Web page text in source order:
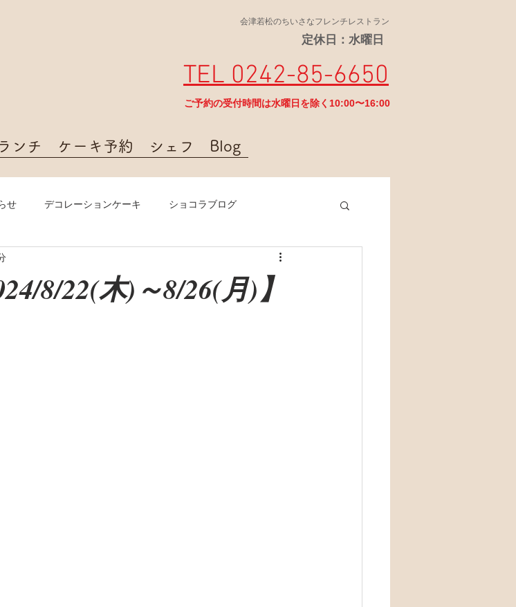
会津若松のちいさなフレンチレストラン
定休日：水曜日
TEL 0242-85-6650
​ご予約の受付時間は水曜日を除く10:00〜16:00
ランチ ケーキ予約 シェフ Blog
せ デコレーションケーキ ショコラブログ
8/22(木)～8/26(月)】